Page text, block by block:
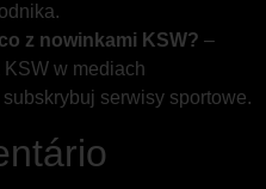
z nowinkami KSW? –
w mediach
serwisy sportowe.